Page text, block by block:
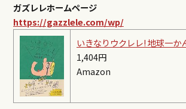
ガズレレホームページ
https://gazzlele.com/wp/
いきなりウクレレ! 地球一か
1,404円
Amazon